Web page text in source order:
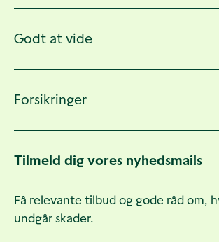
Godt at vide
Forsikringer
Tilmeld dig vores nyhedsmails
Få relevante tilbud og gode råd om,
undgår skader.